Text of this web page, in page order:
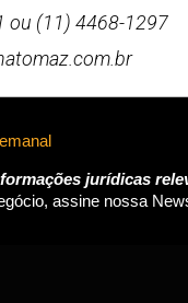
ou (11) 4468-1297
jurídicas
assine nossa